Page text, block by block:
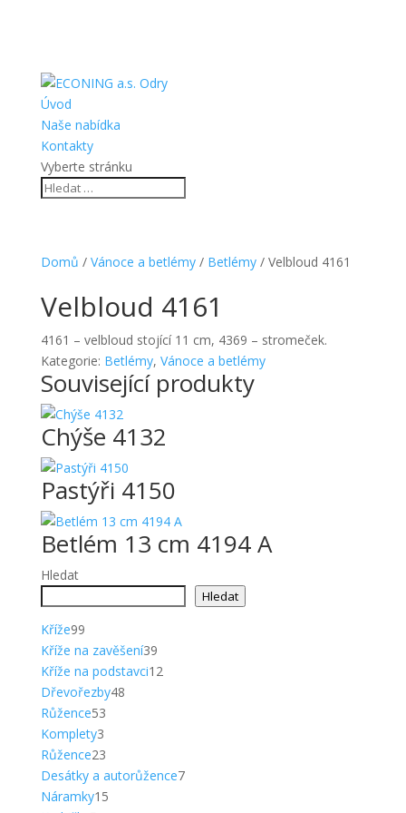
Úvod
Naše nabídka
Kontakty
Vyberte stránku
Domů / Vánoce a betlémy/ Betlémy/ Velbloud 4161
Velbloud 4161
4161 – velbloud stojící 11 cm, 4369 – stromeček.
Kategorie: Betlémy, Vánoce a betlémy
Související produkty
Chýše 4132
Pastýři 4150
Betlém 13 cm 4194 A
Hledat
Hledat
Kříže9999
produktů
Kříže na zavěšení3939
produktů
Kříže na podstavci1212
Dřevořezby4848
Růžence5353
Komplety33
produkty
Růžence2323
produktů
Desátky a autorůžence77
Náramky1515